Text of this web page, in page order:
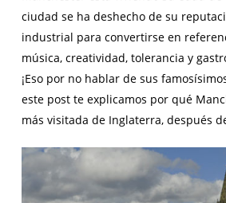
ciudad se ha deshecho de su
industrial para convertirse en
música, creatividad, tolerancia y
¡Eso por no hablar de sus
este post te explicamos por qué
más visitada de Inglaterra, después